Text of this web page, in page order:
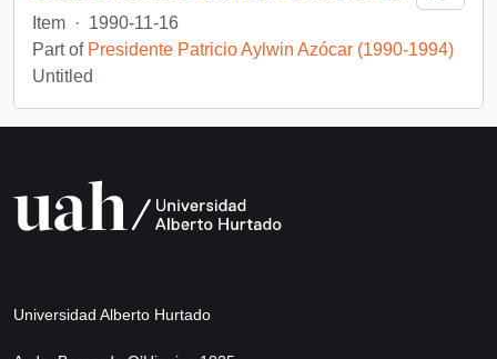
Item · 1990-11-16
Part of Presidente Patricio Aylwin Azócar (1990-1994)
Untitled
Universidad Alberto Hurtado